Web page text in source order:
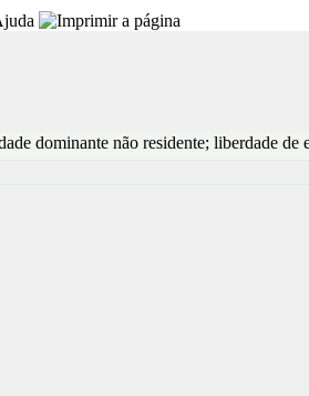
dominante não residente; liberdade de